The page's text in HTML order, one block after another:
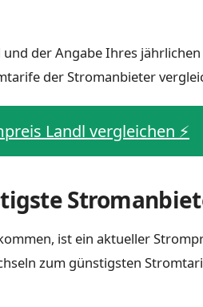
der Angabe Ihres
der Stromanbieter
Landl vergleichen ⚡️
ist ein aktueller
zum günstigsten